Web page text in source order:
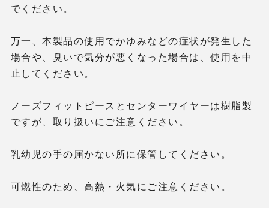
でください。
万一、本製品の使用でかゆみなどの症状が発生した
場合や、臭いで気分が悪くなった場合は、使用を中
止してください。
ノーズフィットピースとセンターワイヤーは樹脂製
ですが、取り扱いにご注意ください。
乳幼児の手の届かない所に保管してください。
可燃性のため、高熱・火気にご注意ください。